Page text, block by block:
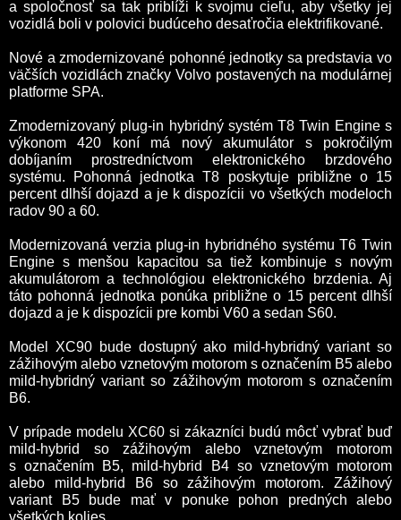
a spoločnosť sa tak priblíži k svojmu cieľu, aby všetky jej
vozidlá boli v polovici budúceho desaťročia elektrifikované.
Nové a zmodernizované pohonné jednotky sa predstavia vo
väčších vozidlách značky Volvo postavených na modulárnej
platforme SPA.
Zmodernizovaný plug-in hybridný systém T8 Twin Engine s
výkonom 420 koní má nový akumulátor s pokročilým
dobíjaním prostredníctvom elektronického brzdového
systému. Pohonná jednotka T8 poskytuje približne o 15
percent dlhší dojazd a je k dispozícii vo všetkých modeloch
radov 90 a 60.
Modernizovaná verzia plug-in hybridného systému T6 Twin
Engine s menšou kapacitou sa tiež kombinuje s novým
akumulátorom a technológiou elektronického brzdenia. Aj
táto pohonná jednotka ponúka približne o 15 percent dlhší
dojazd a je k dispozícii pre kombi V60 a sedan S60.
Model XC90 bude dostupný ako mild-hybridný variant so
zážihovým alebo vznetovým motorom s označením B5 alebo
mild-hybridný variant so zážihovým motorom s označením
B6.
V prípade modelu XC60 si zákazníci budú môcť vybrať buď
mild-hybrid so zážihovým alebo vznetovým motorom
s označením B5, mild-hybrid B4 so vznetovým motorom
alebo mild-hybrid B6 so zážihovým motorom. Zážihový
variant B5 bude mať v ponuke pohon predných alebo
všetkých kolies.